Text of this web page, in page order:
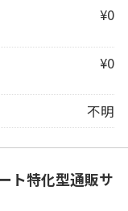
¥0
¥0
不明
ト特化型通販サ